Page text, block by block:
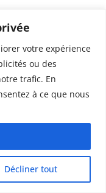
votre expérience
ou des
trafic. En
à ce que nous
Décliner tout